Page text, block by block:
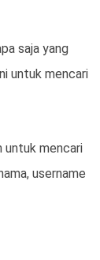
saja yang
untuk mencari
untuk mencari
username